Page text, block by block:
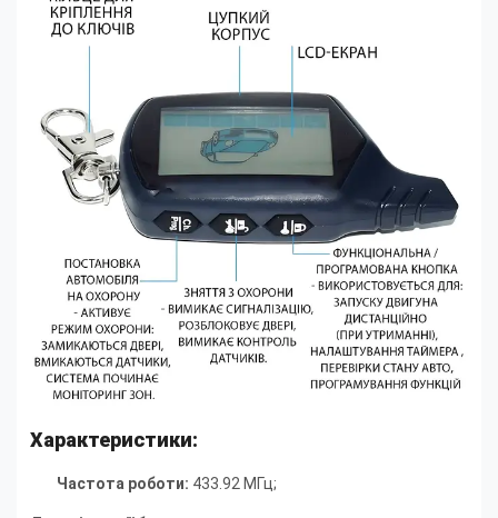
Характеристики:
Частота роботи: 433.92 МГц;